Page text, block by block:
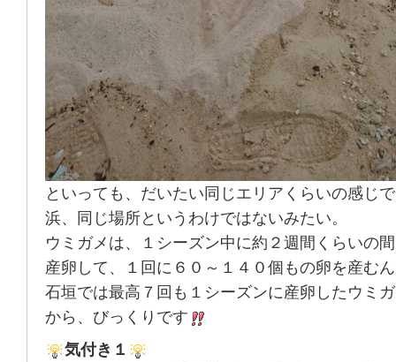
といっても、だいたい同じエリアくらいの感じ
浜、同じ場所というわけではないみたい。
ウミガメは、１シーズン中に約２週間くらいの
産卵して、１回に６０～１４０個もの卵を産む
石垣では最高７回も１シーズンに産卵したウミ
から、びっくりです
気付き１